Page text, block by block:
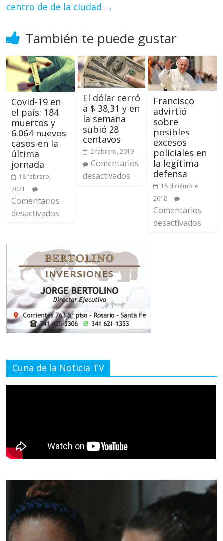
centro de de la ciudad →
También te puede gustar
Covid-19 en
el país: 184
muertos y
6.064 nuevos
casos en la
última
jornada
18 febrero,
2021
Comentarios
desactivados
El dólar cerró
a $ 38,31 y en
la semana
subió 28
centavos
2 febrero, 2019
Comentarios
desactivados
Francisco
advirtió
sobre
posibles
excesos
policiales en
la legítima
defensa
18 diciembre,
2018
Comentarios
desactivados
Cuna de la Noticia TV